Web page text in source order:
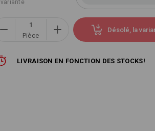
Pièce
Désolé, la
LIVRAISON EN FONCTION DES STOCKS!